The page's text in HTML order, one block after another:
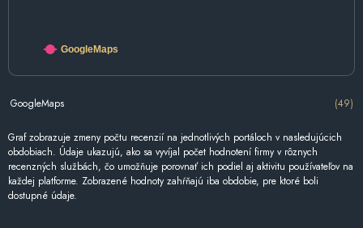
GoogleMaps
GoogleMaps (49)
Graf zobrazuje zmeny počtu recenzií na jednotlivých portáloch v nasledujúcich
obdobiach. Údaje ukazujú, ako sa vyvíjal počet hodnotení firmy v rôznych
recenzných službách, čo umožňuje porovnať ich podiel aj aktivitu používateľov na
každej platforme. Zobrazené hodnoty zahŕňajú iba obdobie, pre ktoré boli
dostupné údaje.